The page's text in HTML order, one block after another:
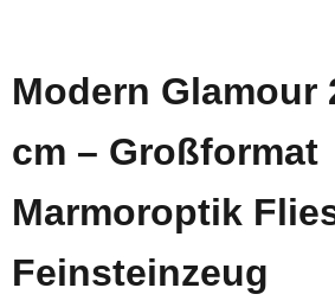
Modern Glamour
cm – Großformat
Marmoroptik
Feinsteinzeug